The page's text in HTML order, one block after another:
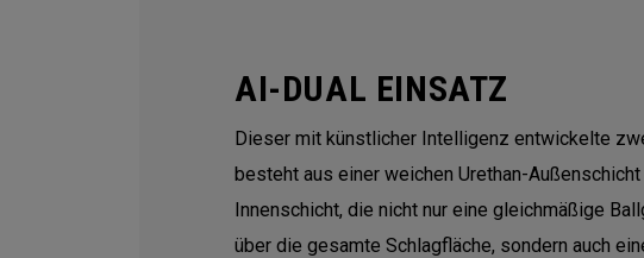
AI-DUAL EINSATZ
Dieser mit künstlicher Intelligenz entwickelte
besteht aus einer weichen Urethan-
Innenschicht, die nicht nur eine gleichmäßige
über die gesamte Schlagfläche, sondern auch